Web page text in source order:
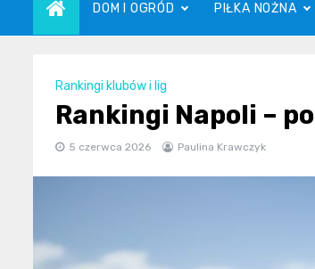
DOM I OGRÓD PIŁKA NOŻNA
Rankingi klubów i lig
Rankingi Napoli –
5 czerwca 2026 Paulina Krawczyk